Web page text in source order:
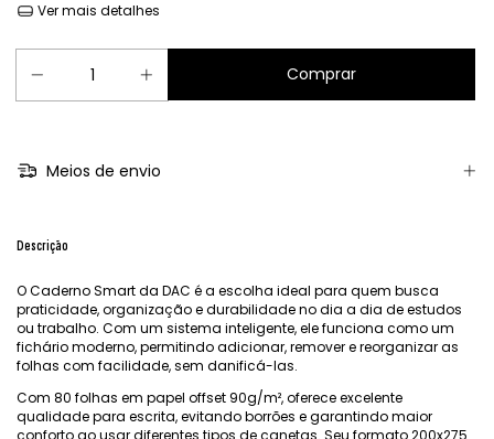
Ver mais detalhes
Meios de envio
Descrição
O Caderno Smart da DAC é a escolha ideal para quem busca
praticidade, organização e durabilidade no dia a dia de estudos
ou trabalho. Com um sistema inteligente, ele funciona como um
fichário moderno, permitindo adicionar, remover e reorganizar as
folhas com facilidade, sem danificá-las.
Com 80 folhas em papel offset 90g/m², oferece excelente
qualidade para escrita, evitando borrões e garantindo maior